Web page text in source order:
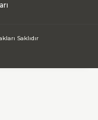
Saklıdır